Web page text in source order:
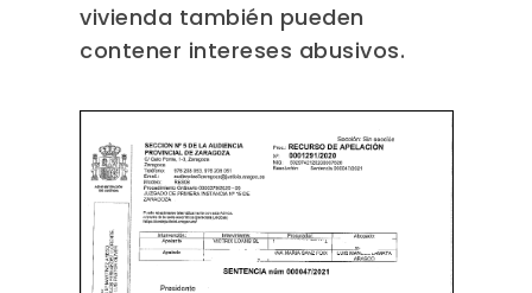
vivienda también pueden
contener intereses abusivos.